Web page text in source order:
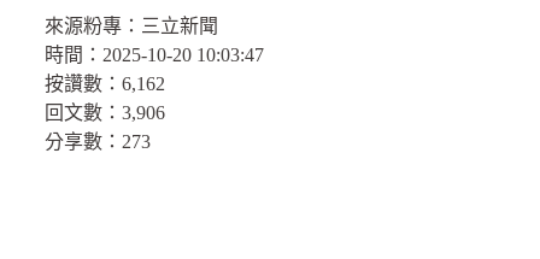
來源粉專： 三立新聞
時間： 2025-10-20 10:03:47
按讚數： 6,162
回文數： 3,906
分享數： 273